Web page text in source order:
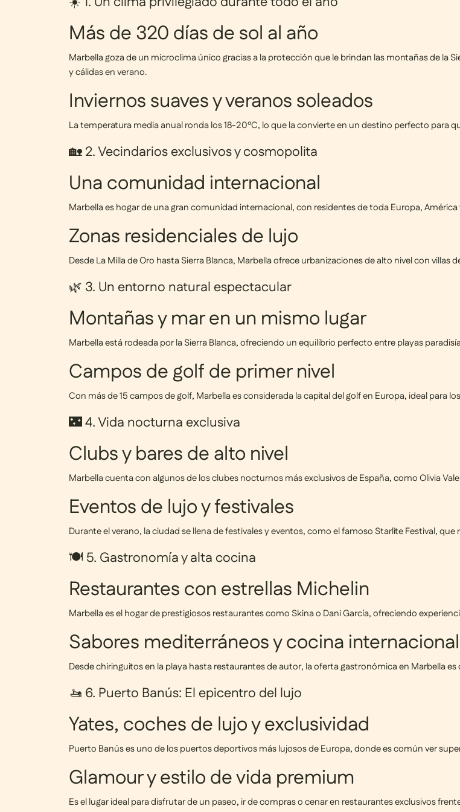
Más de 320 días de sol al año
Marbella goza de un microclima únicogracias a la protección que le brindan las montañas de la
y cálidas en verano.
Inviernos suaves y veranos soleados
La temperatura media anual ronda los18-20ºC, lo que la convierte en un destino perfecto para
🏡 2. Vecindarios exclusivos y cosmopolita
Una comunidad internacional
Marbella es hogar de una gran comunidad internacional, con residentes de toda Europa,
Zonas residenciales de lujo
DesdeLa Milla de Oro hastaSierra Blanca, Marbella ofrece urbanizaciones de alto nivel con villas
🌿 3. Un entorno natural espectacular
Montañas y mar en un mismo lugar
Marbella está rodeada por laSierra Blanca, ofreciendo un equilibrio perfecto entreplayas
Campos de golf de primer nivel
Con más de15 campos de golf, Marbella es considerada la capital del golf en Europa, ideal para
🌃 4. Vida nocturna exclusiva
Clubs y bares de alto nivel
Marbella cuenta con algunos de los clubes nocturnos más exclusivos de España, comoOlivia
Eventos de lujo y festivales
Durante el verano, la ciudad se llena de festivales y eventos, como el famosoStarlite Festival, que
🍽️ 5. Gastronomía y alta cocina
Restaurantes con estrellas Michelin
Marbella es el hogar de prestigiosos restaurantes comoSkinao Dani García, ofreciendo
Sabores mediterráneos y cocina internacional
Desde chiringuitos en la playa hasta restaurantes de autor, la oferta gastronómica en Marbella es
🚤 6. Puerto Banús: El epicentro del lujo
Yates, coches de lujo y exclusividad
Puerto Banús es uno de los puertos deportivos más lujosos de Europa, donde es común ver
Glamour y estilo de vida premium
Es el lugar ideal para disfrutar de un paseo, ir de compras o cenar en restaurantes exclusivos